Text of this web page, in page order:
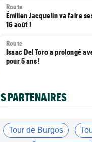
Route
Émilien Jacquelin va faire
16 août !
Route
Isaac Del Toro a prolongé
pour 5 ans !
monnaie courante"
Le Mercato vélo est
et rumeurs
PARTENAIRES
Tour de Burgos